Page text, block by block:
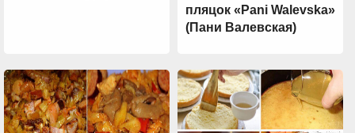
пляцок «Pani Walevska»
(Пани Валевская)